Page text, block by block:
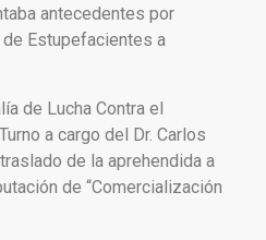
antecedentes por
Estupefacientes a
de Lucha Contra el
a cargo del Dr. Carlos
de la aprehendida a
de “Comercialización